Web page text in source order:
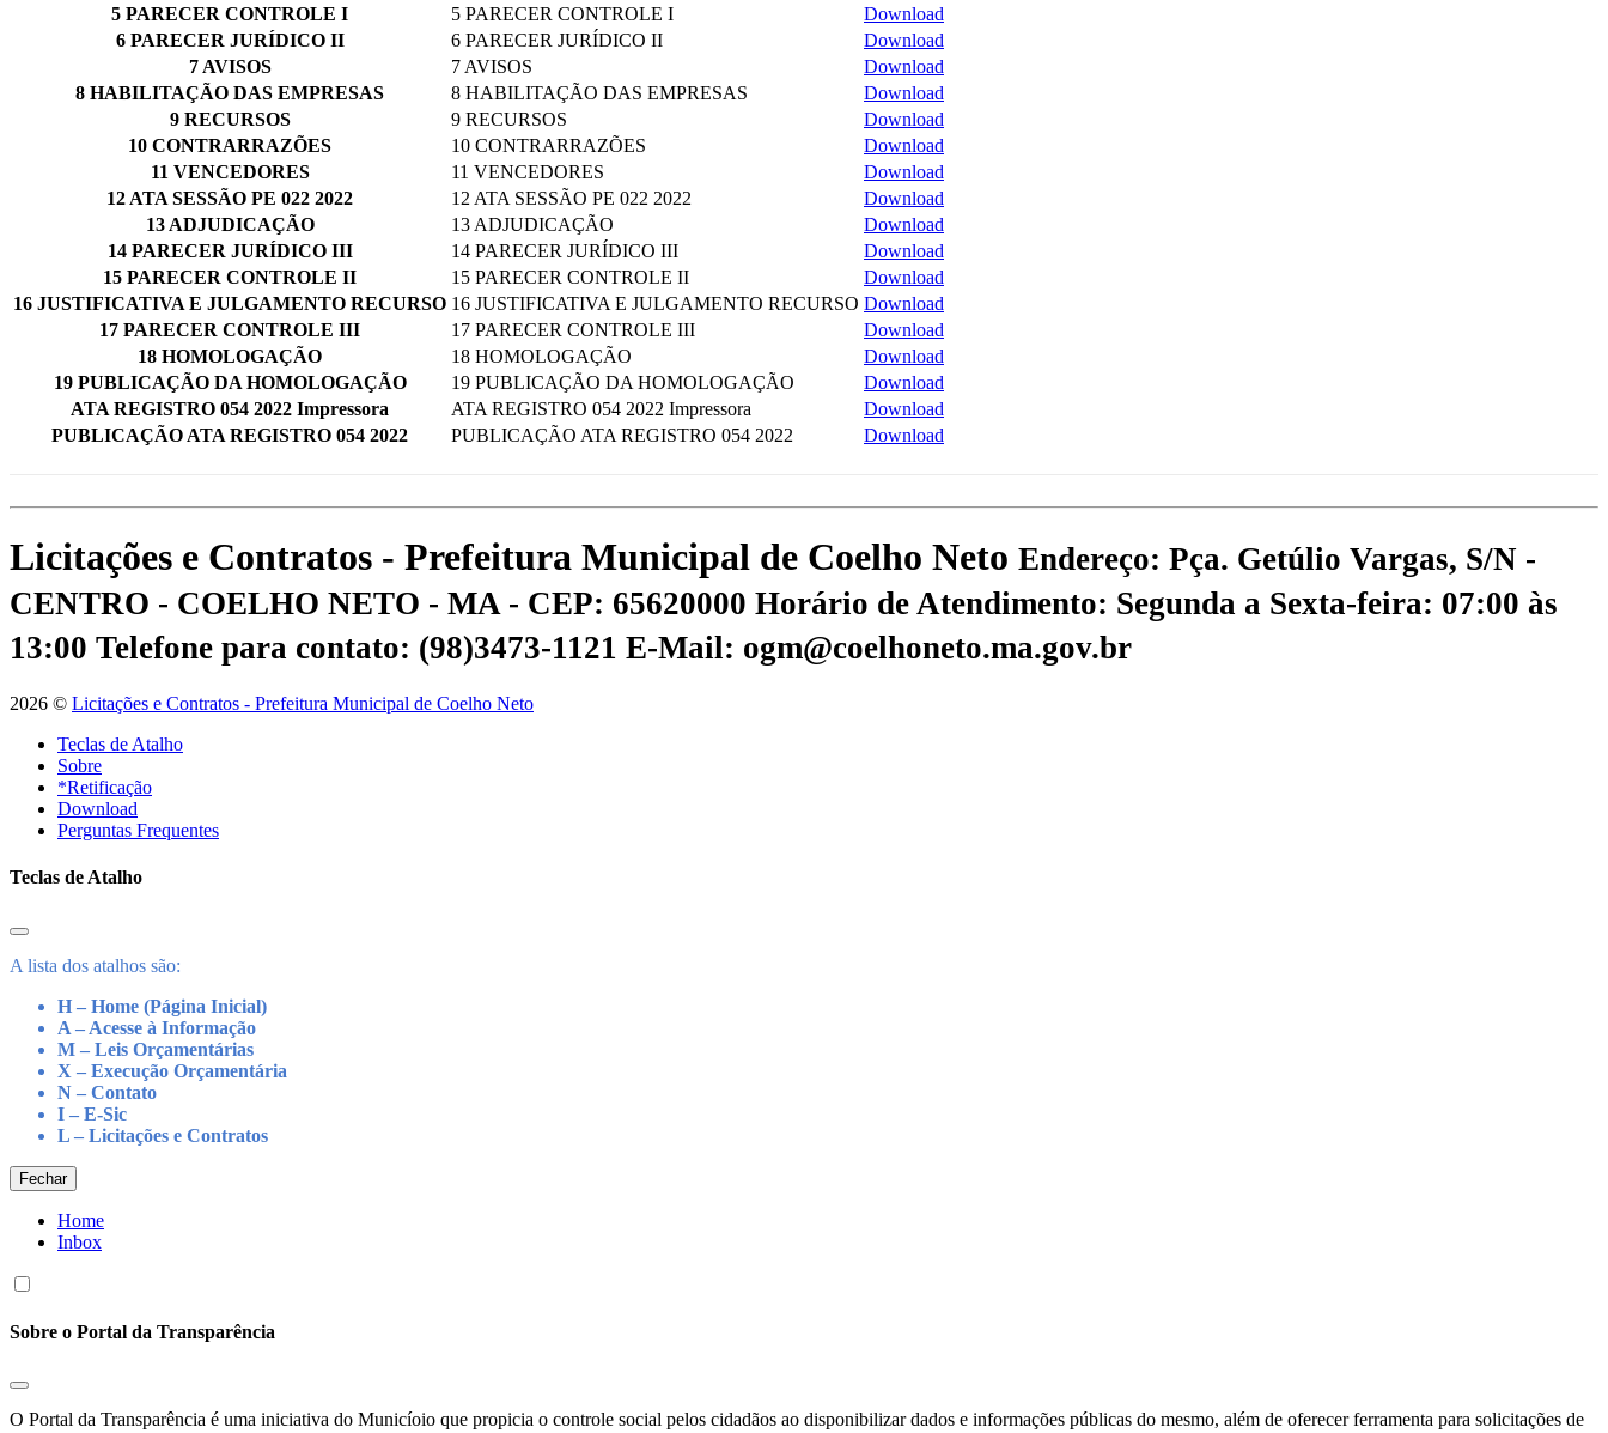
5 PARECER CONTROLE I
5 PARECER CONTROLE I
Download
6 PARECER JURÍDICO II
6 PARECER JURÍDICO II
Download
7 AVISOS
7 AVISOS
Download
8 HABILITAÇÃO DAS EMPRESAS
8 HABILITAÇÃO DAS EMPRESAS
Download
9 RECURSOS
9 RECURSOS
Download
10 CONTRARRAZÕES
10 CONTRARRAZÕES
Download
11 VENCEDORES
11 VENCEDORES
Download
12 ATA SESSÃO PE 022 2022
12 ATA SESSÃO PE 022 2022
Download
13 ADJUDICAÇÃO
13 ADJUDICAÇÃO
Download
14 PARECER JURÍDICO III
14 PARECER JURÍDICO III
Download
15 PARECER CONTROLE II
15 PARECER CONTROLE II
Download
16 JUSTIFICATIVA E JULGAMENTO RECURSO 16 JUSTIFICATIVA E JULGAMENTO RECURSO Download
17 PARECER CONTROLE III
17 PARECER CONTROLE III
Download
18 HOMOLOGAÇÃO
18 HOMOLOGAÇÃO
Download
19 PUBLICAÇÃO DA HOMOLOGAÇÃO
19 PUBLICAÇÃO DA HOMOLOGAÇÃO
Download
ATA REGISTRO 054 2022 Impressora
ATA REGISTRO 054 2022 Impressora
Download
PUBLICAÇÃO ATA REGISTRO 054 2022
PUBLICAÇÃO ATA REGISTRO 054 2022 Download
Licitações e Contratos - Prefeitura Municipal de Coelho Neto Endereço: Pça. Getúlio Vargas, S/N -
CENTRO - COELHO NETO - MA - CEP: 65620000 Horário de Atendimento: Segunda a Sexta-feira: 07:00 às
13:00 Telefone para contato: (98)3473-1121 E-Mail: ogm@coelhoneto.ma.gov.br
2026 © Licitações e Contratos - Prefeitura Municipal de Coelho Neto
Teclas de Atalho
Sobre
*Retificação
Download
Perguntas Frequentes
Teclas de Atalho
A lista dos atalhos são:
H – Home (Página Inicial)
A – Acesse à Informação
M – Leis Orçamentárias
X – Execução Orçamentária
N – Contato
I – E-Sic
L – Licitações e Contratos
Fechar
Home
Inbox
Sobre o Portal da Transparência
O Portal da Transparência é uma iniciativa do Municíoio que propicia o controle social pelos cidadãos ao disponibilizar dados e informações públicas do mesmo, além de oferecer ferramenta para solicitações de